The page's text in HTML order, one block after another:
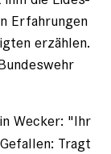
Erfahrungen
erzählen.
Wecker: "Ihr
Tragt